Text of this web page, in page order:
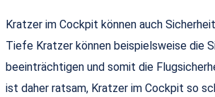
Kratzer im Cockpit können auch
Tiefe Kratzer können beispielsweise die
beeinträchtigen und somit die
ist daher ratsam, Kratzer im Cockpit so